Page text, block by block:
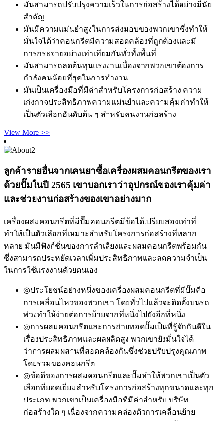
มันสามารถปรับปรุงความเร็วในการก่อสร้างได้อย่างมีนัย
สำคัญ
มันมีความแม่นยำสูงในการส่งมอบของพวกเขาซึ่งทำให้
มั่นใจได้ว่าคอนกรีตมีความสอดคล้องที่ถูกต้องและมี
การกระจายอย่างเท่าเทียมกันทั่วทั้งพื้นที่
มันสามารถลดต้นทุนแรงงานเนื่องจากพวกเขาต้องการ
กำลังคนน้อยที่สุดในการทำงาน
มันเป็นเครื่องมือที่มีค่าสำหรับโครงการก่อสร้าง ความ
เก่งกาจประสิทธิภาพความแม่นยำและความคุ้มค่าทำให้
เป็นตัวเลือกอันดับต้น ๆ สำหรับคนงานก่อสร้าง
View More >>
ลูกค้ารายอื่นจากเคนยาซื้อเครื่องผสมคอนกรีตของเรา
ด้วยปั๊มในปี 2565 เขาบอกเราว่าอุปกรณ์ของเราคุ้มค่า
และช่วยงานก่อสร้างของเขาอย่างมาก
เครื่องผสมคอนกรีตที่มีปั๊มคอนกรีตมีข้อได้เปรียบสองเท่าที่
ทำให้เป็นตัวเลือกที่เหมาะสำหรับโครงการก่อสร้างที่หลาก
หลาย มันมีฟังก์ชั่นของการลำเลียงและผสมคอนกรีตพร้อมกัน
ซึ่งสามารถประหยัดเวลาเพิ่มประสิทธิภาพและลดความจำเป็น
ในการใช้แรงงานด้วยตนเอง
◎ประโยชน์อย่างหนึ่งของเครื่องผสมคอนกรีตที่มีปั๊มคือ
การเคลื่อนไหวของพวกเขา โดยทั่วไปแล้วจะติดตั้งบนรถ
พ่วงทำให้ง่ายต่อการย้ายจากที่หนึ่งไปยังอีกที่หนึ่ง
◎การผสมคอนกรีตและการถ่ายทอดปั๊มเป็นที่รู้จักกันดีใน
เรื่องประสิทธิภาพและผลผลิตสูง พวกเขายังมั่นใจได้
ว่าการผสมผสานที่สอดคล้องกันซึ่งช่วยปรับปรุงคุณภาพ
โดยรวมของคอนกรีต
◎ข้อดีของการผสมคอนกรีตและปั๊มทำให้พวกเขาเป็นตัว
เลือกที่ยอดเยี่ยมสำหรับโครงการก่อสร้างทุกขนาดและทุก
ประเภท พวกเขาเป็นเครื่องมือที่มีค่าสำหรับ บริษัท
ก่อสร้างใด ๆ เนื่องจากความคล่องตัวการเคลื่อนย้าย